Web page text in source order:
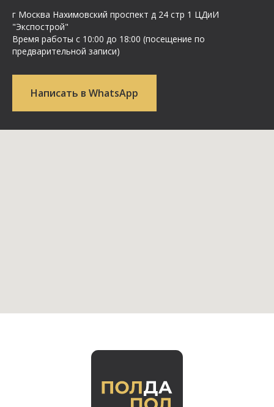
г Москва Нахимовский проспект д 24 стр 1 ЦДиИ
"Экспострой"
Время работы с 10:00 до 18:00 (посещение по
предварительной записи)
Написать в WhatsApp